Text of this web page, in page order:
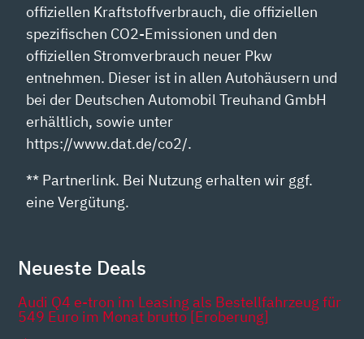
offiziellen Kraftstoffverbrauch, die offiziellen
spezifischen CO2-Emissionen und den
offiziellen Stromverbrauch neuer Pkw
entnehmen. Dieser ist in allen Autohäusern und
bei der Deutschen Automobil Treuhand GmbH
erhältlich, sowie unter
https://www.dat.de/co2/.
** Partnerlink. Bei Nutzung erhalten wir ggf.
eine Vergütung.
Neueste Deals
Audi Q4 e-tron im Leasing als Bestellfahrzeug für
549 Euro im Monat brutto [Eroberung]